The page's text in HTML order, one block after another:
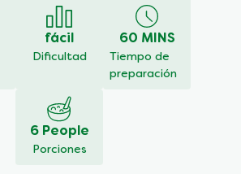
fácil
Dificultad
60 MINS
Tiempo de
preparación
6 People
Porciones